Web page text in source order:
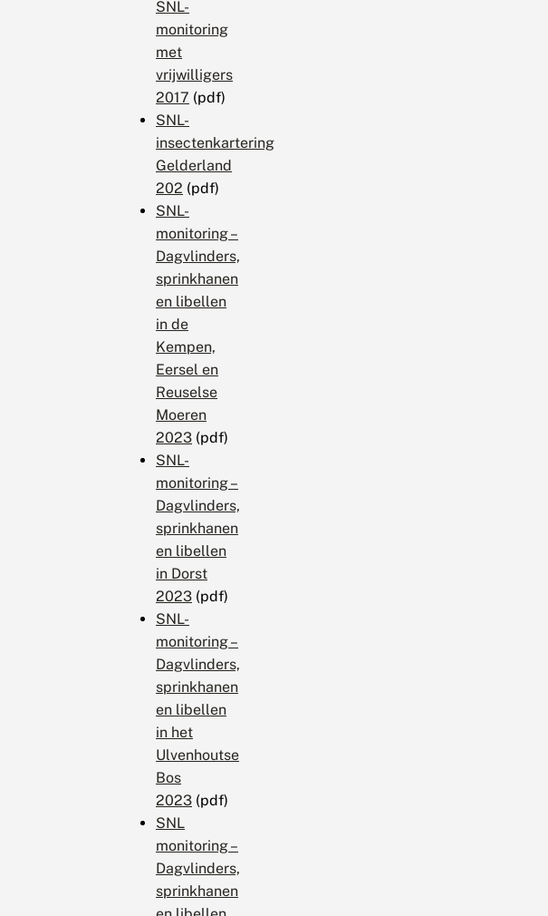
SNL-
monitoring
met
vrijwilligers
2017 (pdf)
SNL-
insectenkartering
Gelderland
202 (pdf)
SNL-
monitoring –
Dagvlinders,
sprinkhanen
en libellen
in de
Kempen,
Eersel en
Reuselse
Moeren
2023 (pdf)
SNL-
monitoring –
Dagvlinders,
sprinkhanen
en libellen
in Dorst
2023 (pdf)
SNL-
monitoring –
Dagvlinders,
sprinkhanen
en libellen
in het
Ulvenhoutse
Bos
2023 (pdf)
SNL
monitoring –
Dagvlinders,
sprinkhanen